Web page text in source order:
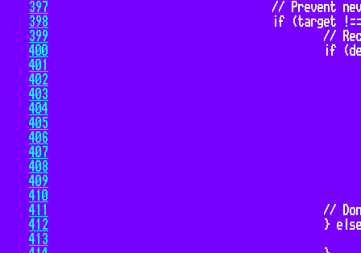
397
398
399
400
401
402
403
404
405
406
407
408
409
410
411
412
413